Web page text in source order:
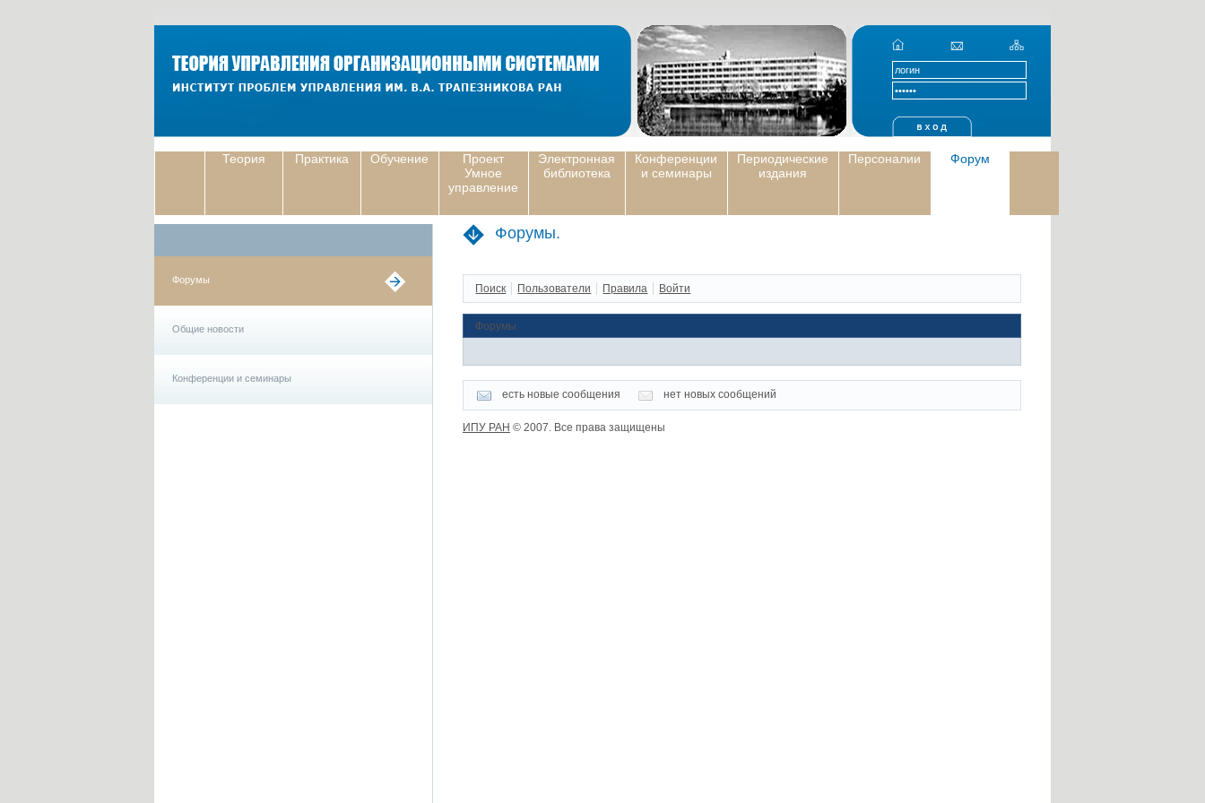
Теория Практика Обучение
Проект
Умное
управление
Электронная
библиотека
Конференции
и семинары
Периодические
издания
Персоналии Форум
Форумы
Общие новости
Конференции и семинары
Форумы.
Поиск Пользователи Правила Войти
Форумы
есть новые сообщения нет новых сообщений
ИПУ РАН © 2007. Все права защищены